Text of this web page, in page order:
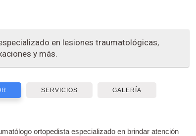
en lesiones traumatológicas,
y más.
SERVICIOS GALERÍA
ortopedista especializado en brindar atención